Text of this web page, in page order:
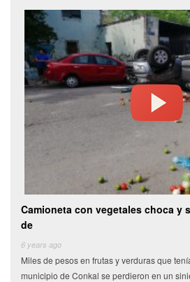
vegetales choca y se vuelva en centro
y verduras que tenían como destino el
se perdieron en un siniestro vial